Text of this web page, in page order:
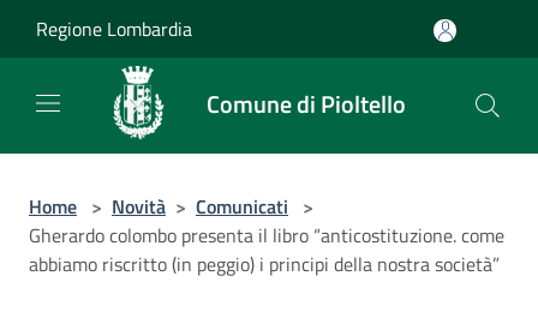
Regione Lombardia
Comune di Pioltello
Home > Novità > Comunicati >
Gherardo colombo presenta il libro “anticostituzione. come
abbiamo riscritto (in peggio) i principi della nostra società”